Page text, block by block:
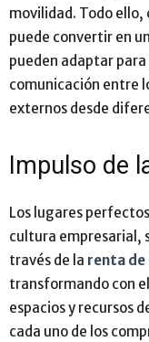
movilidad. Todo ello,
puede convertir en
pueden adaptar
comunicación entre
externos desde
Impulso de
Los lugares
cultura empresarial,
través de la renta
transformando con
espacios y recursos
cada uno de los